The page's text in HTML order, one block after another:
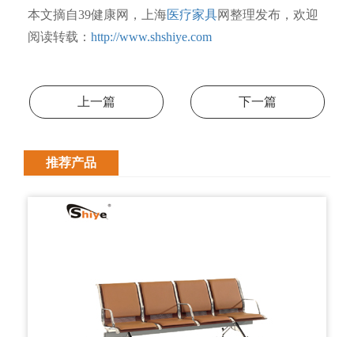
本文摘自39健康网，上海医疗家具网整理发布，欢迎
阅读转载： http://www.shshiye.com
上一篇 下一篇
推荐产品